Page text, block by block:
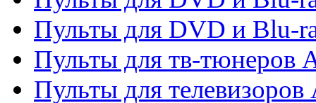
Пульты для DVD и Blu-
Пульты для тв-тюнеров
Пульты для телевизоров